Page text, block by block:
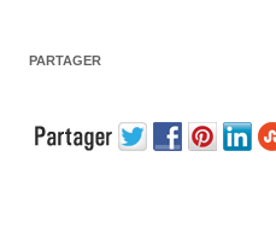
PARTAGER